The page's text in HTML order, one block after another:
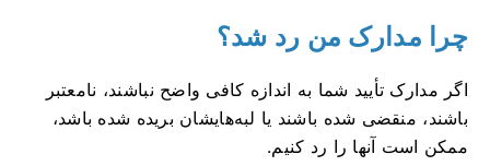
چرا مدارک من رد شد؟
اگر مدارک تأیید شما به اندازه کافی واضح نباشند، نامعتبر
باشند، منقضی شده باشند یا لبه‌هایشان بریده شده باشد،
ممکن است آنها را رد کنیم.